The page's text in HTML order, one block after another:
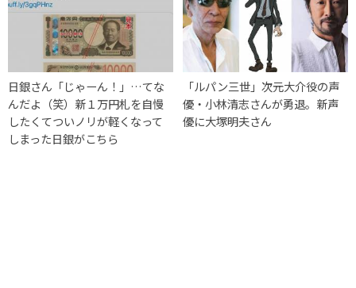
日銀さん「じゃーん！」…てな
んだよ（笑）新１万円札を自慢
したくてついノリが軽くなって
しまった日銀がこちら
「ルパン三世」次元大介役の声
優・小林清志さんが勇退。新声
優に大塚明夫さん